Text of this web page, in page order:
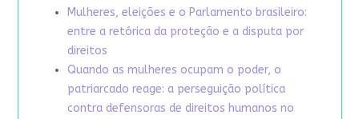
Mulheres, eleições e o Parlamento brasileiro:
entre a retórica da proteção e a disputa por
direitos
Quando as mulheres ocupam o poder, o
patriarcado reage: a perseguição política
contra defensoras de direitos humanos no